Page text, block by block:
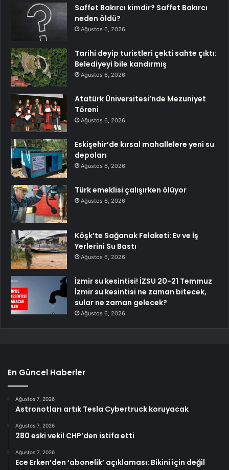
Saffet Bakırcı kimdir? Saffet Bakırcı
neden öldü?
Ağustos 6, 2026
Tarihi deyip turistleri çekti sahte çıktı:
Belediyeyi bile kandırmış
Ağustos 6, 2026
Atatürk Üniversitesi’nde Mezuniyet
Töreni
Ağustos 6, 2026
Eskişehir’de kırsal mahallelere yeni su
depoları
Ağustos 6, 2026
Türk emeklisi çalışırken ölüyor
Ağustos 6, 2026
Köşk’te Sağanak Felaketi: Ev ve İş
Yerlerini Su Bastı
Ağustos 6, 2026
İzmir su kesintisi! İZSU 20-21 Temmuz
İzmir su kesintisi ne zaman bitecek,
sular ne zaman gelecek?
Ağustos 6, 2026
En Güncel Haberler
Ağustos 7, 2026
Astronotları artık Tesla Cybertruck koruyacak
Ağustos 7, 2026
280 eski vekil CHP’den istifa etti
Ağustos 7, 2026
Ece Erken’den ‘abonelik’ açıklaması: Bikini için değil